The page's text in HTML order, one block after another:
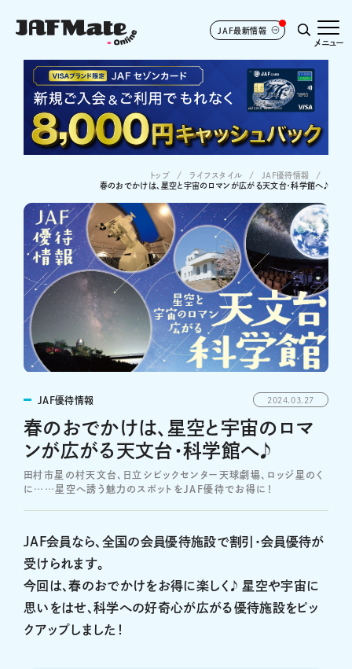
JAF最新情報
メニュー
トップ ライフスタイル
JAF優待情報
春のおでかけは、星空と宇宙のロマンが広がる天文台・科学館へ♪
JAF優待情報 2024.03.27
春のおでかけは、星空と宇宙のロマ
ンが広がる天文台・科学館へ♪
田村市星の村天文台、日立シビックセンター天球劇場、ロッジ星のく
に……星空へ誘う魅力のスポットをJAF優待でお得に！
JAF会員なら、全国の会員優待施設で割引・会員優待が
受けられます。
今回は、春のおでかけをお得に楽しく♪ 星空や宇宙に
思いをはせ、科学への好奇心が広がる優待施設をピッ
クアップしました！